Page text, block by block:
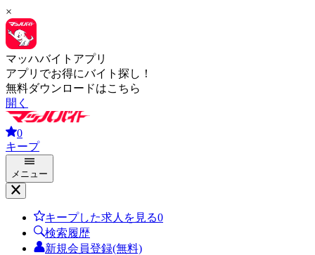
×
マッハバイトアプリ
アプリでお得にバイト探し！
無料ダウンロードはこちら
開く
0
キープ
メニュー
キープした求人を見る0
検索履歴
新規会員登録(無料)